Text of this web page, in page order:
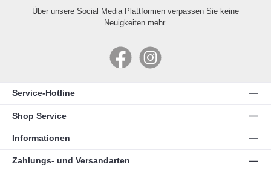
Über unsere Social Media Plattformen verpassen Sie keine
Neuigkeiten mehr.
FacebookInstagram
Service-Hotline
Shop Service
Informationen
Zahlungs- und Versandarten